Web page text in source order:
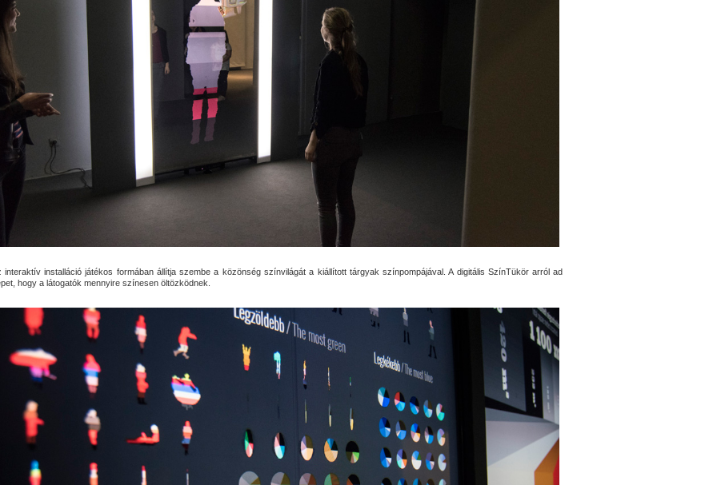
interaktív installáció játékos formában állítja szembe a közönség színvilágát a kiállított tárgyak színpompájával. A digitális SzínTükör arról ad
hogy a látogatók mennyire színesen öltözködnek.